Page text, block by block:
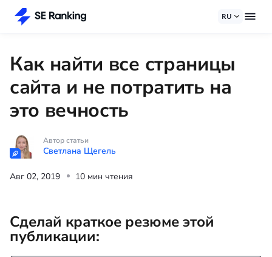
RU
Как найти все страницы
сайта и не потратить на
это вечность
Автор статьи
Светлана Щегель
Авг 02, 2019 10 мин чтения
Сделай краткое резюме этой
публикации: